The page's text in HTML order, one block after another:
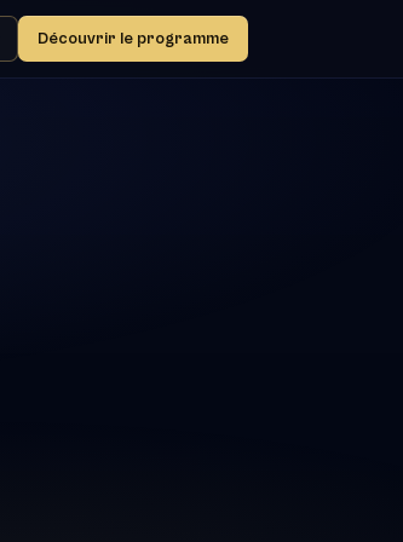
Découvrir le programme